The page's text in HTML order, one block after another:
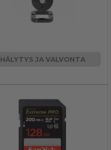
HÄLYTYS JA VALVONTA